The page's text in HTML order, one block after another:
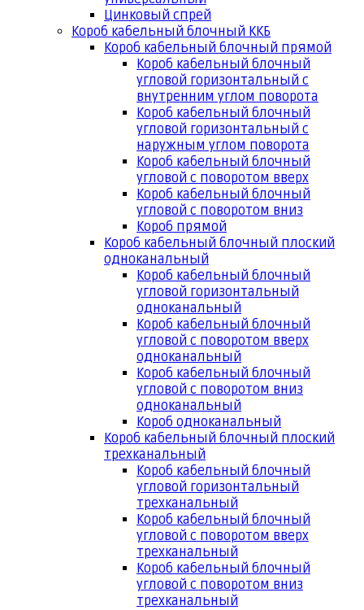
Цинковый спрей
Короб кабельный блочный ККБ
Короб кабельный блочный прямой
Короб кабельный блочный
угловой горизонтальный с
внутренним углом поворота
Короб кабельный блочный
угловой горизонтальный с
наружным углом поворота
Короб кабельный блочный
угловой с поворотом вверх
Короб кабельный блочный
угловой с поворотом вниз
Короб прямой
Короб кабельный блочный плоский
одноканальный
Короб кабельный блочный
угловой горизонтальный
одноканальный
Короб кабельный блочный
угловой с поворотом вверх
одноканальный
Короб кабельный блочный
угловой с поворотом вниз
одноканальный
Короб одноканальный
Короб кабельный блочный плоский
трехканальный
Короб кабельный блочный
угловой горизонтальный
трехканальный
Короб кабельный блочный
угловой с поворотом вверх
трехканальный
Короб кабельный блочный
угловой с поворотом вниз
трехканальный